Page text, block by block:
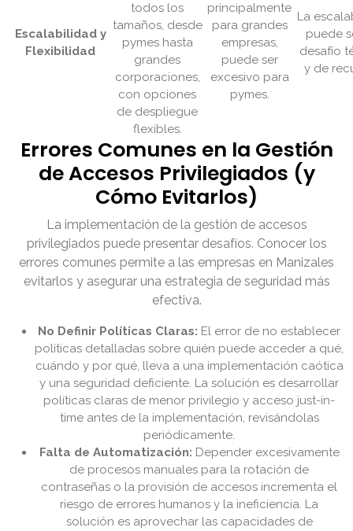
Escalabilidad y
Flexibilidad
todos los
tamaños, desde
pymes hasta
grandes
corporaciones,
con opciones
de despliegue
flexibles.
principalmente
para grandes
empresas,
puede ser
excesivo para
pymes.
La
puede
desafío
y de
Errores Comunes en la Gestión
de Accesos Privilegiados (y
Cómo Evitarlos)
La implementación de la gestión de accesos
privilegiados puede presentar desafíos. Conocer los
errores comunes permite a las empresas en Manizales
evitarlos y asegurar una estrategia de seguridad más
efectiva.
No Definir Políticas Claras: El error de no establecer
políticas detalladas sobre quién puede acceder a qué,
cuándo y por qué, lleva a una implementación caótica
y una seguridad deficiente. La solución es desarrollar
políticas claras de menor privilegio y acceso just-in-
time antes de la implementación, revisándolas
periódicamente.
Falta de Automatización: Depender excesivamente
de procesos manuales para la rotación de
contraseñas o la provisión de accesos incrementa el
riesgo de errores humanos y la ineficiencia. La
solución es aprovechar las capacidades de